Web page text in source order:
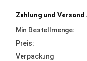
Zahlung und Versand
Min Bestellmenge:
Preis:
Verpackung